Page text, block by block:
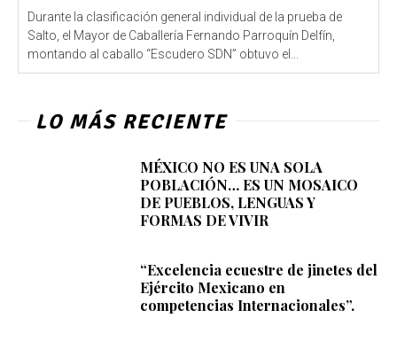
Durante la clasificación general individual de la prueba de
Salto, el Mayor de Caballería Fernando Parroquín Delfín,
montando al caballo “Escudero SDN” obtuvo el...
LO MÁS RECIENTE
MÉXICO NO ES UNA SOLA
POBLACIÓN… ES UN MOSAICO
DE PUEBLOS, LENGUAS Y
FORMAS DE VIVIR
“Excelencia ecuestre de jinetes del
Ejército Mexicano en
competencias Internacionales”.